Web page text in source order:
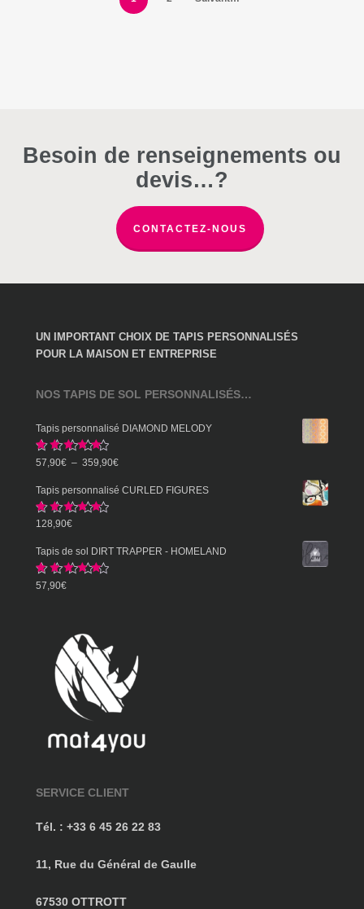
Besoin de renseignements ou
devis…?
CONTACTEZ-NOUS
UN IMPORTANT CHOIX DE TAPIS PERSONNALISÉS
POUR LA MAISON ET ENTREPRISE
NOS TAPIS DE SOL PERSONNALISÉS…
Tapis personnalisé DIAMOND MELODY
Note 5.00
sur 5
57,90€ – 359,90€Plage
à
Tapis personnalisé CURLED FIGURES
Note
sur 5
128,90€
Tapis de sol DIRT TRAPPER - HOMELAND
Note
sur 5
57,90€
SERVICE CLIENT
Tél. : +33 6 45 26 22 83
11, Rue du Général de Gaulle
67530 OTTROTT